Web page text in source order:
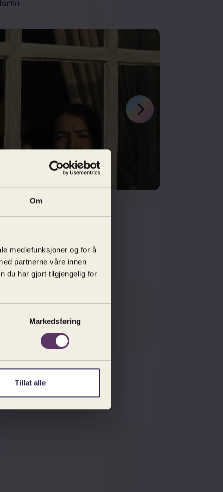
Om
mediefunksjoner og for å
partnerne våre innen
du har gjort tilgjengelig for
Markedsføring
Tillat alle
Next